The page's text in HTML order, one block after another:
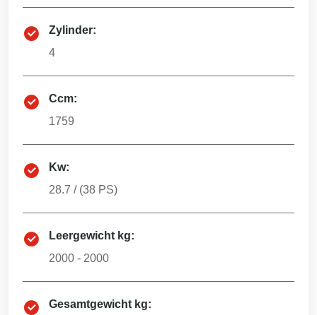
Zylinder:
4
Ccm:
1759
Kw:
28.7 / (38 PS)
Leergewicht kg:
2000 - 2000
Gesamtgewicht kg: